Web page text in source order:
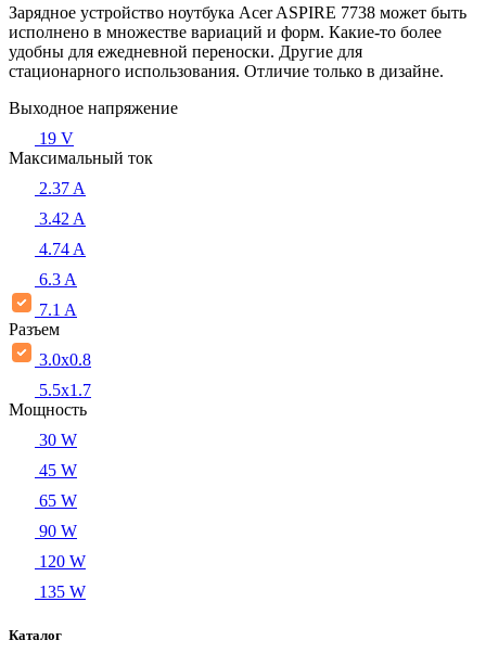
Зарядное устройство ноутбука Acer ASPIRE 7738 может быть
исполнено в множестве вариаций и форм. Какие-то более
удобны для ежедневной переноски. Другие для
стационарного использования. Отличие только в дизайне.
Выходное напряжение
19 V
Максимальный ток
2.37 A
3.42 A
4.74 A
6.3 A
7.1 A
Разъем
3.0x0.8
5.5х1.7
Мощность
30 W
45 W
65 W
90 W
120 W
135 W
Каталог